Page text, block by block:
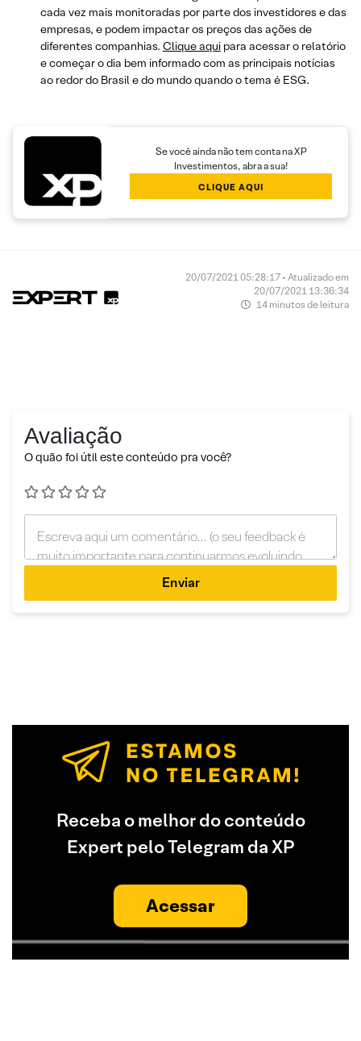
cada vez mais monitoradas por parte dos investidores e das
empresas, e podem impactar os preços das ações de
diferentes companhias. Clique aqui para acessar o relatório
e começar o dia bem informado com as principais notícias
ao redor do Brasil e do mundo quando o tema é ESG.
Se você ainda não tem conta na XP
Investimentos, abra a sua!
CLIQUE AQUI
20/07/2021 05:28:17 • Atualizado em
20/07/2021 13:36:34
14 minutos de leitura
Avaliação
O quão foi útil este conteúdo pra você?
Enviar
Receba o melhor do conteúdo
Expert pelo Telegram da XP
Acessar